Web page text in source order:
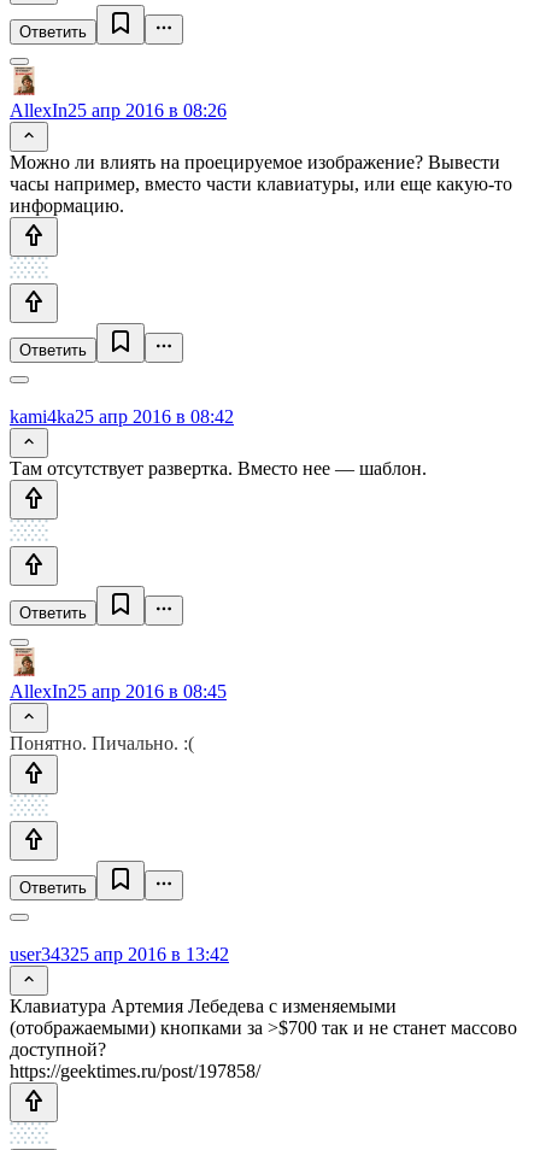
Ответить
AllexIn25 апр 2016 в 08:26
Можно ли влиять на проецируемое изображение? Вывести
часы например, вместо части клавиатуры, или еще какую-то
информацию.
Ответить
kami4ka25 апр 2016 в 08:42
Там отсутствует развертка. Вместо нее — шаблон.
Ответить
AllexIn25 апр 2016 в 08:45
Понятно. Пичально. :(
Ответить
user34325 апр 2016 в 13:42
Клавиатура Артемия Лебедева с изменяемыми
(отображаемыми) кнопками за >$700 так и не станет массово
доступной?
https://geektimes.ru/post/197858/